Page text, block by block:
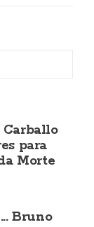
Carballo
para
Morte
Bruno